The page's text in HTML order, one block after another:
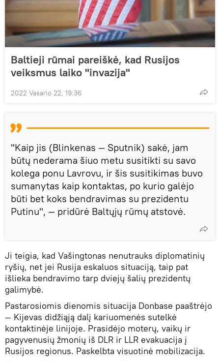
Baltieji rūmai pareiškė, kad Rusijos
veiksmus laiko "invazija"
2022 Vasario 22, 19:36
"Kaip jis (Blinkenas — Sputnik) sakė, jam
būtų nederama šiuo metu susitikti su savo
kolega ponu Lavrovu, ir šis susitikimas buvo
sumanytas kaip kontaktas, po kurio galėjo
būti bet koks bendravimas su prezidentu
Putinu", — pridūrė Baltųjų rūmų atstovė.
Ji teigia, kad Vašingtonas nenutrauks diplomatinių
ryšių, net jei Rusija eskaluos situaciją, taip pat
išlieka bendravimo tarp dviejų šalių prezidentų
galimybė.
Pastarosiomis dienomis situacija Donbase paaštrėjo
— Kijevas didžiąją dalį kariuomenės sutelkė
kontaktinėje linijoje. Prasidėjo moterų, vaikų ir
pagyvenusių žmonių iš DLR ir LLR evakuacija į
Rusijos regionus. Paskelbta visuotinė mobilizacija.